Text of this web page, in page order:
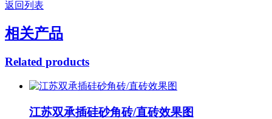
返回列表
相关产品
Related products
江苏双承插硅砂角砖/直砖效果图